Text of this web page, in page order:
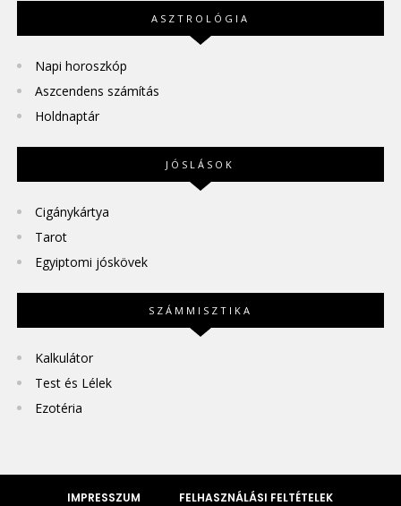
ASZTROLÓGIA
Napi horoszkóp
Aszcendens számítás
Holdnaptár
JÓSLÁSOK
Cigánykártya
Tarot
Egyiptomi jóskövek
SZÁMMISZTIKA
Kalkulátor
Test és Lélek
Ezotéria
IMPRESSZUM FELHASZNÁLÁSI FELTÉTELEK